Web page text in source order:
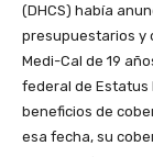
(DHCS) había
presupuestarios y
Medi-Cal de 19
federal de Estatus
beneficios de
esa fecha, su